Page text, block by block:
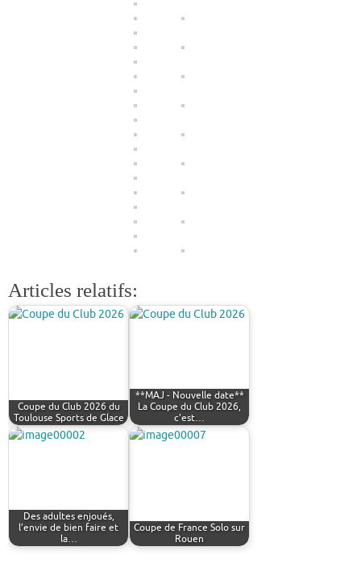
Articles relatifs:
Coupe du Club 2026 du
Toulouse Sports de Glace
**MAJ - Nouvelle date**
La Coupe du Club 2026,
c'est…
Des adultes enjoués,
l’envie de bien faire et
la…
Coupe de France Solo sur
Rouen